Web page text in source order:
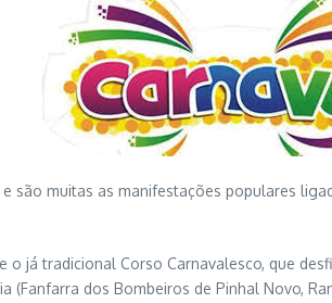
são muitas as manifestações populares
já tradicional Corso Carnavalesco, que
dos Bombeiros de Pinhal Novo,